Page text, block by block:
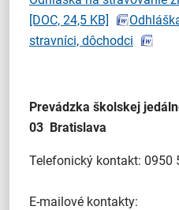
[DOC, 24,5 KB]
stravníci, dôchodci
Prevádzka školskej
03 Bratislava
Telefonický kontakt: 0950
E-mailové kontakty: